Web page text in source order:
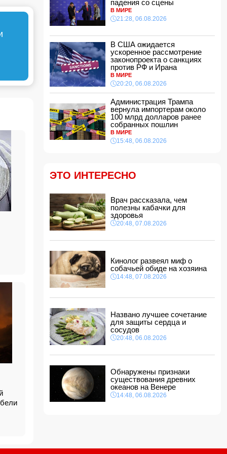
эстетической операции, проведенной
Сеймуром Мамедовым
15:28, 07.08.2026
Алтай Байындыр продолжит карьеру в Ла
Лиге
15:08, 07.08.2026
ВС РФ взяли под контроль Анискино в
Харьковской области
15:00, 07.08.2026
Кинолог развеял миф о собачьей обиде на
хозяина
14:48, 07.08.2026
По делу Arzum 9999 назначена повторная
комплексная экспертиза
14:28, 07.08.2026
На Самира Шарифова возложены новые
полномочия
14:14, 07.08.2026
должности посла
14:10, 07.08.2026
Моуринью в шоке после отказа Родри от
перехода в "Реал"
Ильхам Алиев подписал распоряжения в
связи с двумя дипломатами
14:00, 07.08.2026
Прогноз погоды в Азербайджане на 8 августа
12:48, 07.08.2026
В Азербайджане ищут сотрудников с
зарплатой до 10 000 манатов
12:40, 07.08.2026
падения со сцены
В МИРЕ
21:28, 06.08.2026
В США ожидается
ускоренное рассмотрение
законопроекта о санкциях
против РФ и Ирана
В МИРЕ
20:20, 06.08.2026
Администрация Трампа
вернула импортерам около
100 млрд долларов ранее
собранных пошлин
В МИРЕ
15:48, 06.08.2026
ЭТО ИНТЕРЕСНО
Врач рассказала, чем
полезны кабачки для
здоровья
20:48, 07.08.2026
Кинолог развеял миф о
собачьей обиде на хозяина
14:48, 07.08.2026
Названо лучшее сочетание
для защиты сердца и
сосудов
20:48, 06.08.2026
Обнаружены признаки
существования древних
океанов на Венере
14:48, 06.08.2026